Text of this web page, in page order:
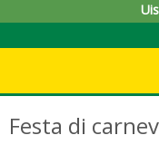
Festa di